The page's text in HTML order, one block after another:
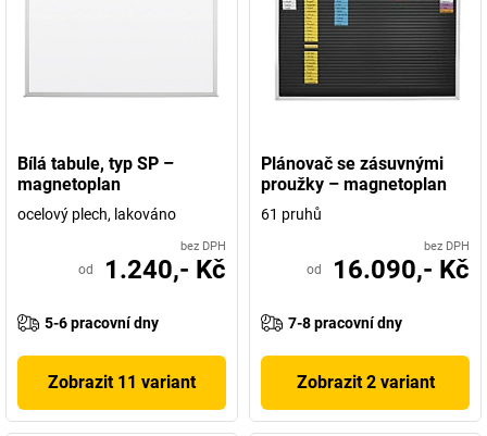
Bílá tabule, typ SP –
magnetoplan
ocelový plech, lakováno
bez DPH
od 1.240,- Kč
5-6 pracovní dny
Zobrazit 11 variant
Plánovač se zásuvnými
proužky – magnetoplan
61 pruhů
bez DPH
od 16.090,- Kč
7-8 pracovní dny
Zobrazit 2 variant